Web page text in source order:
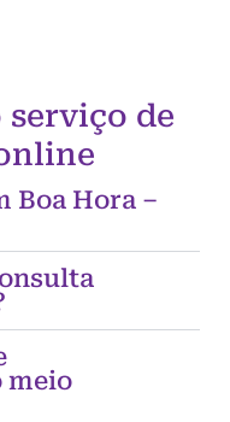
serviço de
Boa Hora –
meio